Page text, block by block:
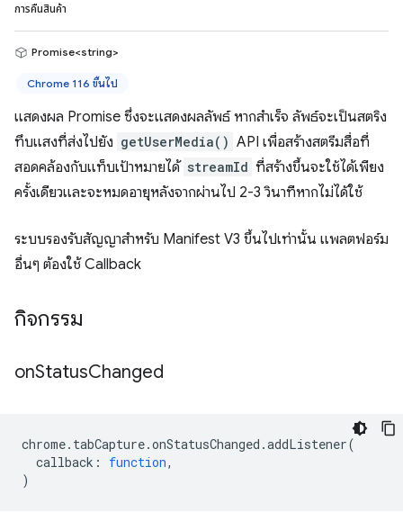
การคืนสินค้า
Promise<string>
Chrome 116 ขึ้นไป
แสดงผล Promise ซึ่งจะแสดงผลลัพธ์ หากสำเร็จ ลัพธ์จะเป็นสตริง
ทึบแสงที่ส่งไปยัง getUserMedia() API เพื่อสร้างสตรีมสื่อที่
สอดคล้องกับแท็บเป้าหมายได้ streamId ที่สร้างขึ้นจะใช้ได้เพียง
ครั้งเดียวและจะหมดอายุหลังจากผ่านไป 2-3 วินาทีหากไม่ได้ใช้
ระบบรองรับสัญญาสำหรับ Manifest V3 ขึ้นไปเท่านั้น แพลตฟอร์ม
อื่นๆ ต้องใช้ Callback
กิจกรรม
onStatusChanged
chrome. tabCapture.onStatusChanged .addListener(
callback : function,
)